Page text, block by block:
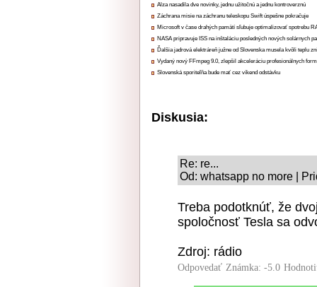
Alza nasadila dve novinky, jednu užitočnú a jednu kontroverznú
Záchrana misie na záchranu teleskopu Swift úspešne pokračuje
Microsoft v čase drahých pamätí sľubuje optimalizovať spotrebu
NASA pripravuje ISS na inštaláciu posledných nových solárnych
Ďalšia jadrová elektráreň južne od Slovenska musela kvôli teplu
Vydaný nový FFmpeg 9.0, zlepšil akceleráciu profesionálnych
Slovenská sporiteľňa bude mať cez víkend odstávku
Diskusia:
Re: re...
Od: whatsapp no more |
Treba podotknúť, že
spoločnosť Tesla sa
Zdroj: rádio
Odpovedať Známka: -5.0